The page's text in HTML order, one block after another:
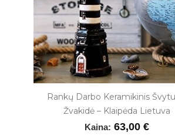
Rankų Darbo Keramikinis
Žvakidė – Klaipėda Lietuva
Kaina: 63,00 €